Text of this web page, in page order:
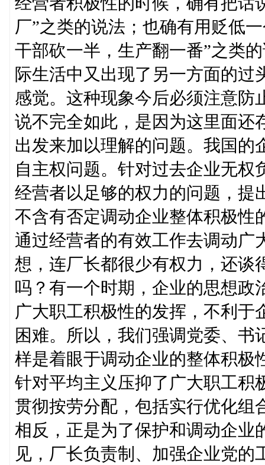
厂”之类的说法；也确有用贬低
干部砍一半，生产翻一番”之类
际生活中又出现了另一方面的过
感觉。这种现象今后必须注意防
说不完全如此，是因为这里面还
出发来加以理解的问题。我国的
自主权问题。针对过去企业无
经营者以足够的权力的问题，提
不含有否定调动企业整体积极性
通过经营者的有效工作去调动广
想，连厂长都很少有权力，还谈
吗？有一个时期，企业的思想政
广大职工积极性的发挥，不利于
困难。所以，我们强调党委、
样是着眼于调动企业的整体积极
针对平均主义压抑了广大职工积
贯彻按劳分配，包括实行优化组
相反，正是为了保护和调动企
见，厂长负责制、加强企业党